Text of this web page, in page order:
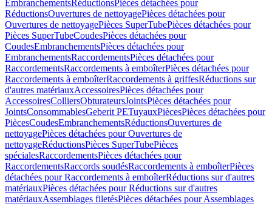
EmbranchementsRéductionsPièces détachées pour
RéductionsOuvertures de nettoyagePièces détachées pour
Ouvertures de nettoyagePièces SuperTubePièces détachées pour
Pièces SuperTubeCoudesPièces détachées pour
CoudesEmbranchementsPièces détachées pour
EmbranchementsRaccordementsPièces détachées pour
RaccordementsRaccordements à emboîterPièces détachées pour
Raccordements à emboîterRaccordements à griffesRéductions sur
d'autres matériauxAccessoiresPièces détachées pour
AccessoiresColliersObturateursJointsPièces détachées pour
JointsConsommablesGeberit PETuyauxPiècesPièces détachées pour
PiècesCoudesEmbranchementsRéductionsOuvertures de
nettoyagePièces détachées pour Ouvertures de
nettoyageRéductionsPièces SuperTubePièces
spécialesRaccordementsPièces détachées pour
RaccordementsRaccords soudésRaccordements à emboîterPièces
détachées pour Raccordements à emboîterRéductions sur d'autres
matériauxPièces détachées pour Réductions sur d'autres
matériauxAssemblages filetésPièces détachées pour Assemblages